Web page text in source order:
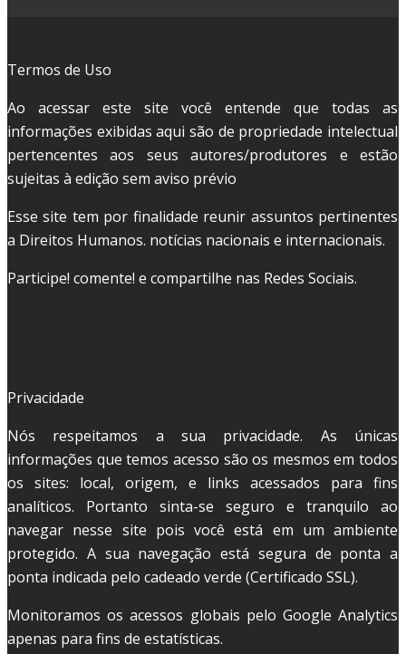
Termos de Uso
Ao acessar este site você entende que todas as
informações exibidas aqui são de propriedade intelectual
pertencentes aos seus autores/produtores e estão
sujeitas à edição sem aviso prévio
Esse site tem por finalidade reunir assuntos pertinentes
a Direitos Humanos. notícias nacionais e internacionais.
Participe! comente! e compartilhe nas Redes Sociais.
Privacidade
Nós respeitamos a sua privacidade. As únicas
informações que temos acesso são os mesmos em todos
os sites: local, origem, e links acessados para fins
analíticos. Portanto sinta-se seguro e tranquilo ao
navegar nesse site pois você está em um ambiente
protegido. A sua navegação está segura de ponta a
ponta indicada pelo cadeado verde (Certificado SSL).
Monitoramos os acessos globais pelo Google Analytics
apenas para fins de estatísticas.